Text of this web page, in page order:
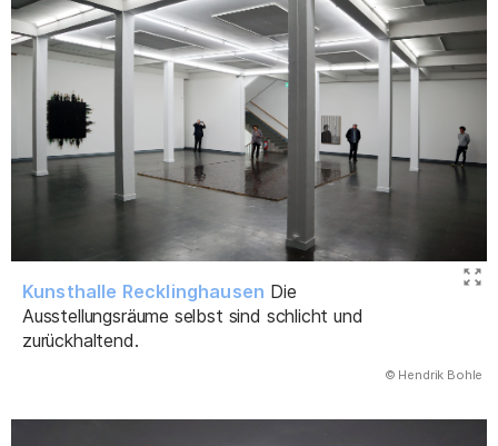
Kunsthalle Recklinghausen Die
Ausstellungsräume selbst sind schlicht und
zurückhaltend.
© Hendrik Bohle